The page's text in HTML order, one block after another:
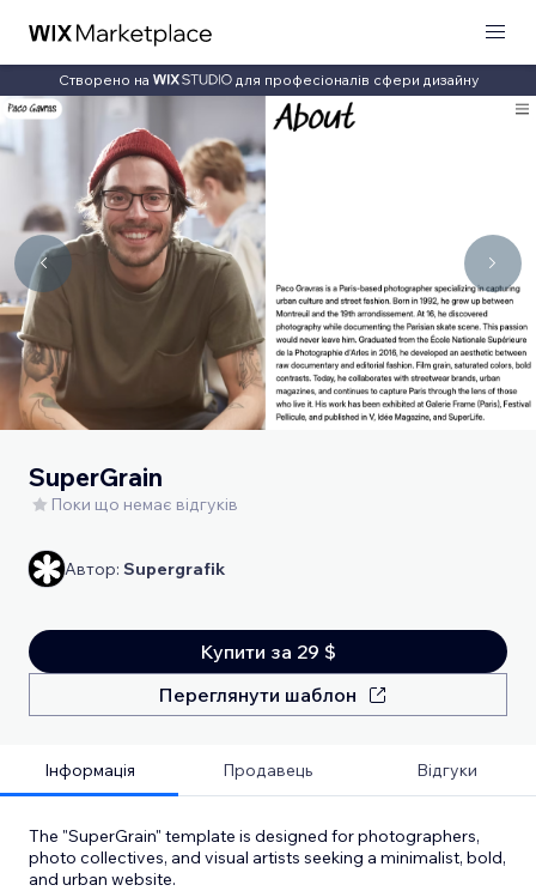
Створено на для професіоналів сфери дизайну
SuperGrain
Поки що немає відгуків
Автор: Supergrafik
Купити за 29 $
Переглянути шаблон
Інформація Продавець Відгуки
The "SuperGrain" template is designed for photographers,
photo collectives, and visual artists seeking a minimalist, bold,
and urban website.